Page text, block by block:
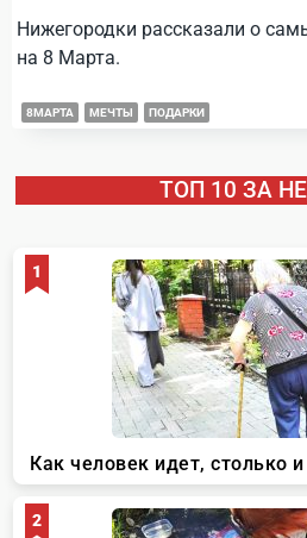
Нижегородки рассказали о
на 8 Марта.
8МАРТА МЕЧТЫ ПОДАРКИ
ТОП 10 ЗА